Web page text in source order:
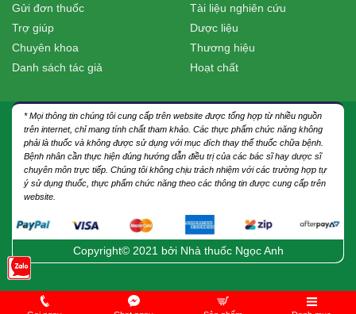
Gửi đơn thuốc
Trợ giúp
Chuyên khoa
Danh sách tác giả
Tài liệu nghiên cứu
Dược liệu
Thương hiệu
Hoạt chất
* Mọi thông tin chúng tôi cung cấp trên website được tổng hợp từ nhiều nguồn
trên internet, chỉ mang tính chất tham khảo. Các thực phẩm chức năng không
phải là thuốc và không được sử dụng với mục đích thay thế thuốc chữa bệnh.
Bệnh nhân cần thực hiện đúng hướng dẫn điều trị của các bác sĩ hay dược sĩ
chuyên môn trực tiếp. Chúng tôi không chịu trách nhiệm với các trường hợp tự
ý sử dụng thuốc, thực phẩm chức năng theo các thông tin được cung cấp trên
website.
Copyright© 2021 bởi Nhà thuốc Ngọc Anh